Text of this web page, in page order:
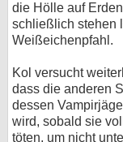
die Hölle auf
schließlich stehen
Weißeichenpfahl.
Kol versucht
dass die anderen
dessen
wird, sobald sie
töten, um nicht